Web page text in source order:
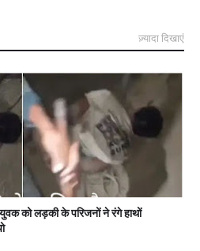
ज़्यादा दिखाएं
को लड़की के परिजनों ने रंगे हाथों